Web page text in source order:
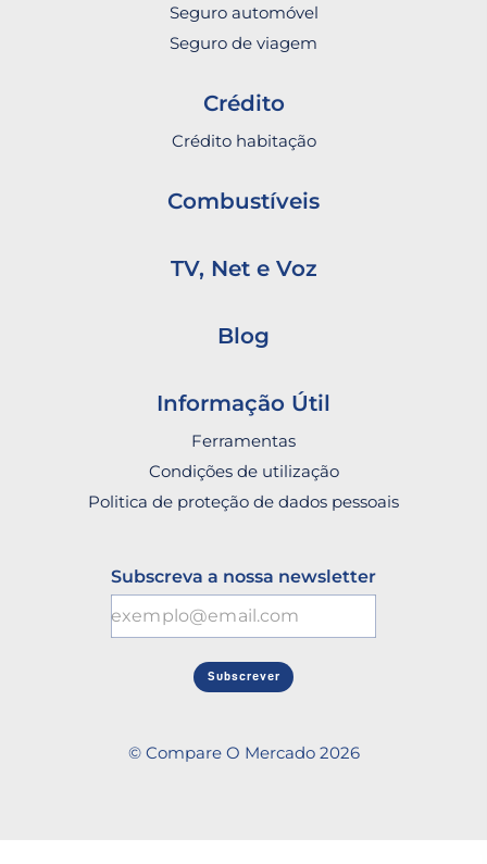
Seguro automóvel
Seguro de viagem
Crédito
Crédito habitação
Combustíveis
TV, Net e Voz
Blog
Informação Útil
Ferramentas
Condições de utilização
Politica de proteção de dados pessoais
Subscreva a nossa newsletter
Subscrever
© Compare O Mercado 2026